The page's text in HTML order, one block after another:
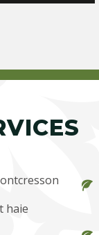
haie